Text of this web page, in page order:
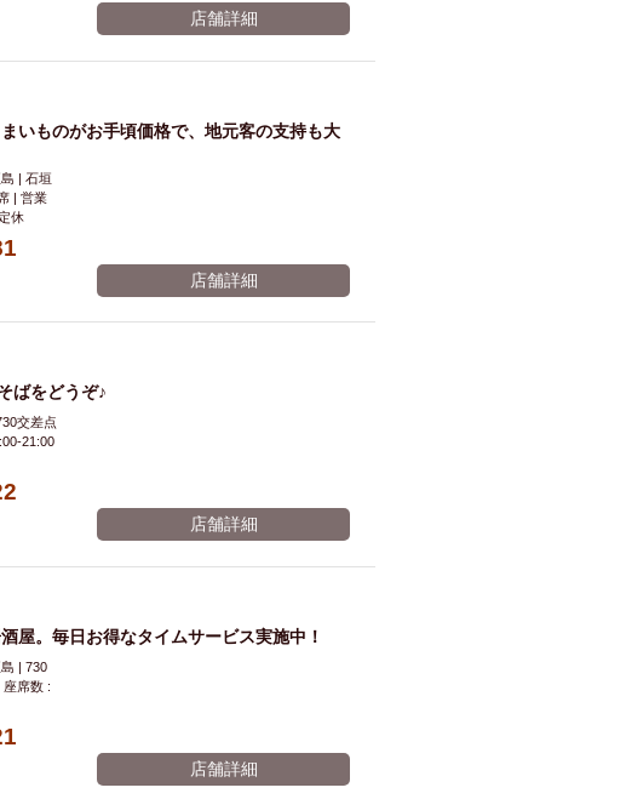
ジンギスカン
ライデー
奥武山公園駅周辺
造形集団
店舗詳細
いものがお手頃価格で、地元客の支持も大
| 石垣
| 営業
休
店舗詳細
ばをどうぞ♪
交差点
21:00
店舗詳細
屋。毎日お得なタイムサービス実施中！
| 730
席数 :
店舗詳細